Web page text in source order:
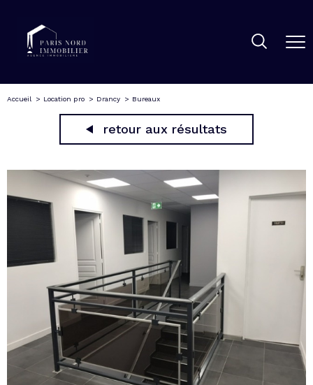
Accueil Location pro Drancy Bureaux
retour aux résultats